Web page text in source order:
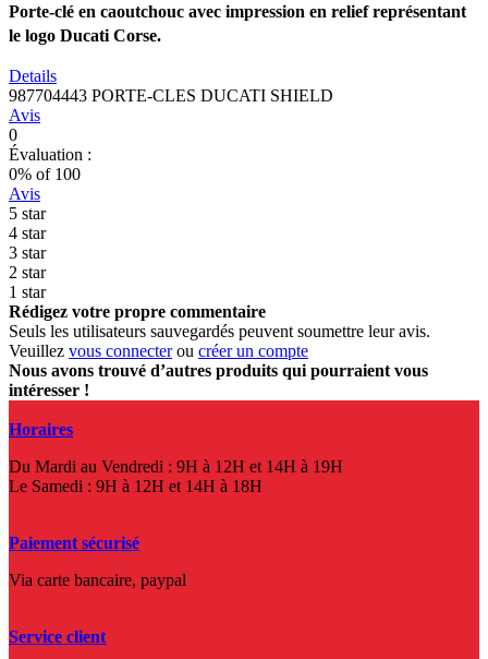
Porte-clé en caoutchouc avec impression en relief représentant
le logo Ducati Corse.
Details
987704443 PORTE-CLES DUCATI SHIELD
Avis
0
Évaluation :
0% of 100
Avis
5 star
4 star
3 star
2 star
1 star
Rédigez votre propre commentaire
Seuls les utilisateurs sauvegardés peuvent soumettre leur avis.
Veuillez vous connecterou créer un compte
Nous avons trouvé d’autres produits qui pourraient vous
intéresser !
Horaires
Du Mardi au Vendredi : 9H à 12H et 14H à 19H
Le Samedi : 9H à 12H et 14H à 18H
Paiement sécurisé
Via carte bancaire, paypal
Service client